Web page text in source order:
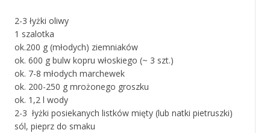
2-3 łyżki oliwy
1 szalotka
ok.200 g (młodych) ziemniaków
ok. 600 g bulw kopru włoskiego (~ 3 szt.)
ok. 7-8 młodych marchewek
ok. 200-250 g mrożonego groszku
ok. 1,2 l wody
2-3 łyżki posiekanych listków mięty (lub natki pietruszki)
sól, pieprz do smaku